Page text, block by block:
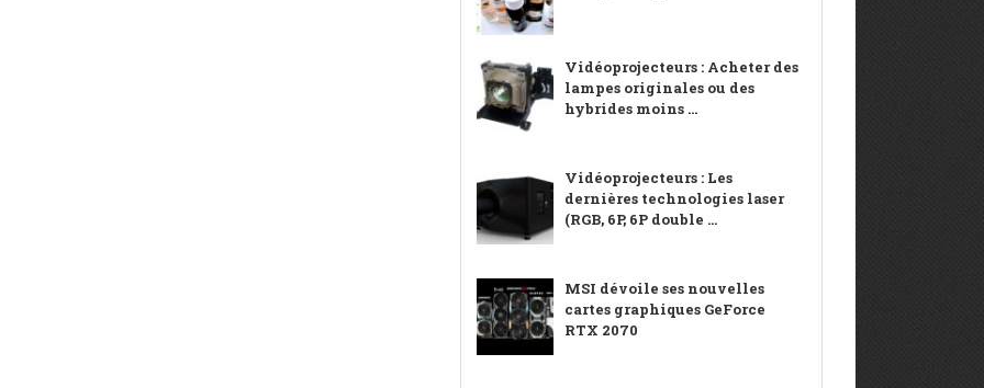
Vidéoprojecteurs : Acheter des
lampes originales ou des
hybrides moins ...
Vidéoprojecteurs : Les
dernières technologies laser
(RGB, 6P, 6P double ...
MSI dévoile ses nouvelles
cartes graphiques GeForce
RTX 2070